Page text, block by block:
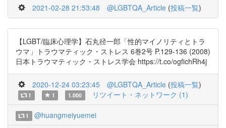
2021-02-28 21:53:48 @LGBTQA_Article (投稿一覧)
【LGBT/臨床心理学】石丸径一郎「性的マイノリティとトラ
ウマ」トラウマティック・ストレス 6巻2号 P.129-136 (2008)
日本トラウマティック・ストレス学会 https://t.co/ogfichRh4j
2020-12-24 03:23:45 @LGBTQA_Article (投稿一覧)
1 1 1.000 リツイート・ネットワーク (1)
1 @huangmeiyuemei